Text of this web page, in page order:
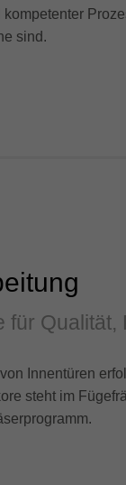
sind.
für
Innentüren
steht im